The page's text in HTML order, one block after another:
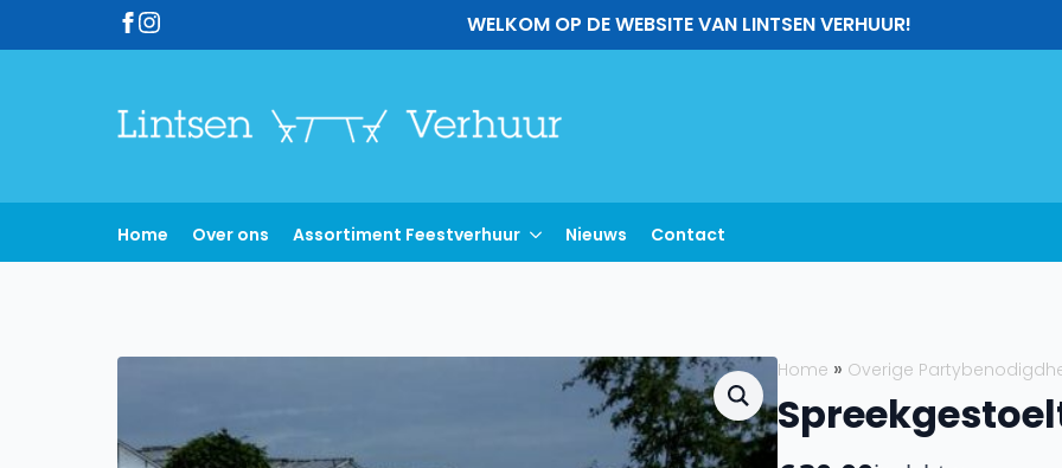
WELKOM OP DE WEBSITE VAN LINTSEN VERHUUR!
Home Over ons Assortiment Feestverhuur Nieuws Contact
Home Overige